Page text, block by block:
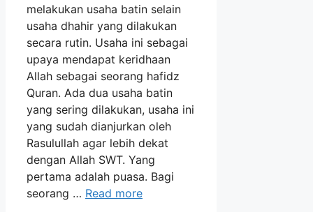
melakukan usaha batin selain
usaha dhahir yang dilakukan
secara rutin. Usaha ini sebagai
upaya mendapat keridhaan
Allah sebagai seorang hafidz
Quran. Ada dua usaha batin
yang sering dilakukan, usaha ini
yang sudah dianjurkan oleh
Rasulullah agar lebih dekat
dengan Allah SWT. Yang
pertama adalah puasa. Bagi
seorang … Read more